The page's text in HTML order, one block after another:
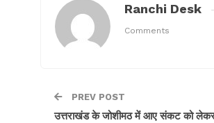
Ranchi Desk
Comments
PREV POST
उत्तराखंड के जोशीमठ में आए संकट को